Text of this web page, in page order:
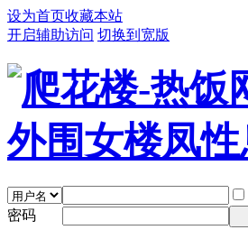
设为首页收藏本站
开启辅助访问 切换到宽版
密码